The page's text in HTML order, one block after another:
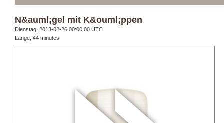
N&auml;gel mit K&ouml;ppen
Dienstag, 2013-02-26 00:00:00 UTC
Länge, 44 minutes